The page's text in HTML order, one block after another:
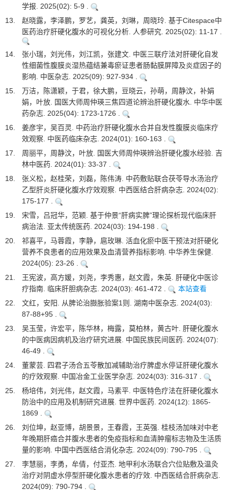
学报. 2025(02): 5-9 .
13.
赵晓露，李泽鹏，罗艺，龚英，刘琳，周晓玲. 基于Citespace中
医药治疗肝硬化腹水的可视化分析. 人参研究. 2025(02): 11-17 .
14.
张小瑞，刘光伟，刘江凯，张建文. 中医三联疗法对肝硬化自发
性细菌性腹膜炎湿热蕴结兼毒瘀证患者肠黏膜屏障及炎症因子的
影响. 中医杂志. 2025(09): 927-934 .
15.
万洁，陈潇颖，于君，徐大鹏，豆晓云，孙萌，周静汶，补娟
娟，叶放. 国医大师周仲瑛三焦四道论辨治肝硬化腹水. 中华中医
药杂志. 2025(04): 1723-1726 .
16.
姜彦宇，吴百灵. 中药治疗肝硬化腹水合并自发性腹膜炎临床疗
效观察. 中医药临床杂志. 2024(01): 160-163 .
17.
周丽平，周静汶，叶放. 国医大师周仲瑛辨治肝硬化腹水经验. 吉
林中医药. 2024(01): 33-37 .
18.
张义松，赵桂荣，刘磊，陈伟涛. 中药敷贴联合茯苓导水汤治疗
乙型肝炎肝硬化腹水疗效观察. 中西医结合肝病杂志. 2024(02):
175-177 .
19.
宋雪，吕冠华，范颖. 基于仲景“肝病实脾”理论探析现代临床肝
病治法. 亚太传统医药. 2024(03): 194-198 .
20.
祁喜平，马蓉霞，李静，扈玫琳. 活血化瘀中医干预法对肝硬化
营养不良患者的应用效果及血清营养指标影响. 中华养生保健.
2024(05): 23-26 .
21.
王宪波，高方媛，刘尧，李秀惠，赵文霞，朱英. 肝硬化中医诊
疗指南. 临床肝胆病杂志. 2024(03): 461-472 .
本站查看
22.
文红，安阳. 从脾论治臌胀验案1则. 湖南中医杂志. 2024(03):
87-88+95 .
23.
吴玉莹，许宏平，陈华林，梅露，莫柏林，黄古叶. 肝硬化腹水
的中医病因病机及治疗研究进展. 中国民族民间医药. 2024(07):
46-49 .
24.
董蒙芸. 四君子汤合五苓散加减辅助治疗脾虚水停证肝硬化腹水
的疗效观察. 中国冶金工业医学杂志. 2024(03): 316-317 .
25.
杨培伟，刘光伟，赵文霞，马素平. 中医特色疗法在肝硬化腹水
防治中的应用及机制研究进展. 世界中医药. 2024(12): 1865-
1869 .
26.
刘位坤，赵亚博，胡景景，王春霞，王英强. 桂枝汤加味对中老
年晚期肝癌合并腹水患者的免疫指标和血清肿瘤标志物及生活质
量的影响. 中国中西医结合消化杂志. 2024(09): 790-795 .
27.
李慧丽，李勇，牟倩，付亚杰. 地甲利水汤联合穴位贴敷及温灸
治疗对阴虚水停型肝硬化腹水患者的疗效. 中西医结合肝病杂志.
2024(09): 790-794 .